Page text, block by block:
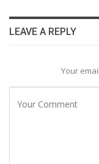
LEAVE A REPLY
Your